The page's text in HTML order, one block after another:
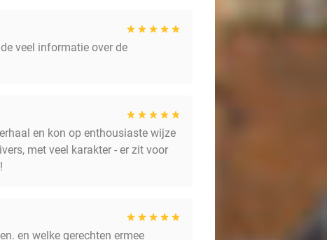
veel informatie over de
en kon op enthousiaste wijze
met veel karakter - er zit voor
en welke gerechten ermee